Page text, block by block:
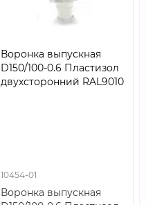
Воронка выпускная
D150/100-0.6 Пластизол
двухсторонний RAL9010
10454-01
Воронка выпускная